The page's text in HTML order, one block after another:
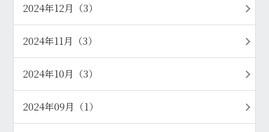
2024年12月（3）
2024年11月（3）
2024年10月（3）
2024年09月（1）